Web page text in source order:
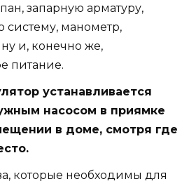
запарную арматуру,
манометр,
и, конечно же,
питание.
устанавливается
насосом в приямке
в доме, смотря где
которые необходимы для